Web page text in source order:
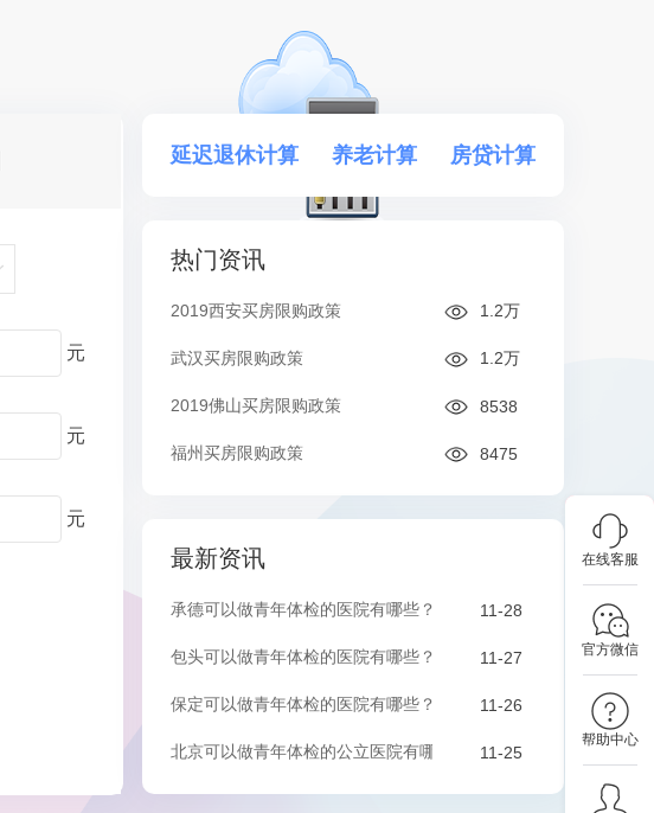
在线客服
官方微信
帮助中心
元
元
元
延迟退休计算 养老计算 房贷计算
热门资讯
2019西安买房限购政策 1.2万
武汉买房限购政策 1.2万
2019佛山买房限购政策 8538
福州买房限购政策 8475
最新资讯
承德可以做青年体检的医院有哪些？该如何预约？
11-28
包头可以做青年体检的医院有哪些？该如何预约？
11-27
保定可以做青年体检的医院有哪些？有哪些套餐可以选择？
11-26
北京可以做青年体检的公立医院有哪些？有哪些套餐可以选择？
11-25